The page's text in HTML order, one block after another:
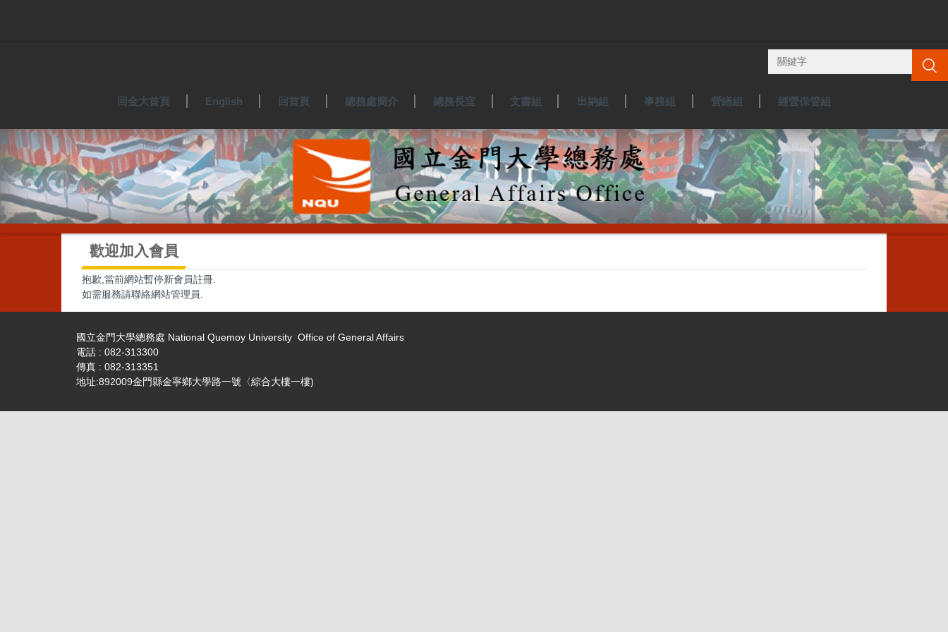
搜尋
回金大首頁 English 回首頁 總務處簡介 總務長室 文書組 出納組 事務組 營繕組 經營保管組
歡迎加入會員
抱歉,當前網站暫停新會員註冊.
如需服務請聯絡網站管理員.
國立金門大學總務處 National Quemoy University Office of General Affairs
電話 : 082-313300
傳真 : 082-313351
地址:892009金門縣金寧鄉大學路一號〈綜合大樓一樓)